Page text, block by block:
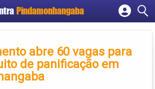
Pindamonhangaba
Cadastrar empresa
Criar conta
abre 60 vagas para
de panificação em